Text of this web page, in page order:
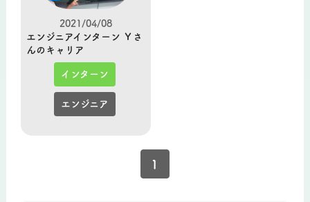
2021/04/08
エンジニアインターン Ｙさ
んのキャリア
インターン
エンジニア
1